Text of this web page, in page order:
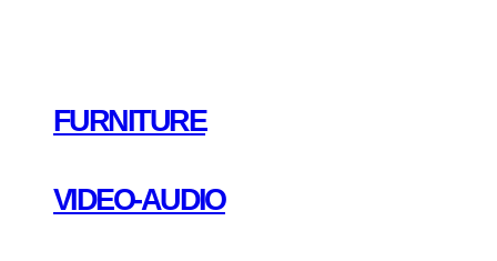
FURNITURE
VIDEO-AUDIO